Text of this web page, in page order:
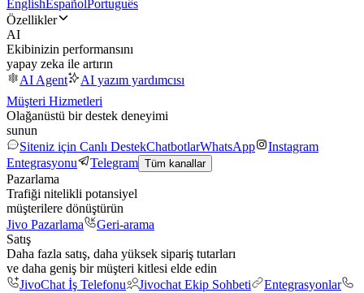
EnglishEspañolPortuguês
Özellikler
AI
Ekibinizin performansını
yapay zeka ile artırın
AI Agent
AI yazım yardımcısı
Müşteri Hizmetleri
Olağanüstü bir destek deneyimi
sunun
Siteniz için Canlı DestekChatbotlarWhatsApp
Instagram
Entegrasyonu
Telegram Tüm kanallar
Pazarlama
Trafiği nitelikli potansiyel
müşterilere dönüştürün
Jivo Pazarlama
Geri-arama
Satış
Daha fazla satış, daha yüksek sipariş tutarları
ve daha geniş bir müşteri kitlesi elde edin
JivoChat İş Telefonu
Jivochat Ekip Sohbeti
Entegrasyonlar